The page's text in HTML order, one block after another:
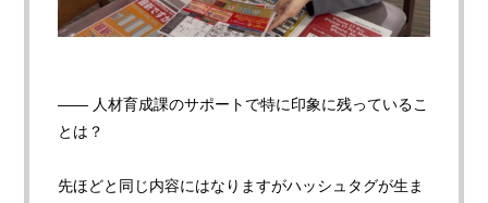
—— 人材育成課のサポートで特に印象に残っているこ
とは ？
先ほどと同じ内容にはなりますがハッシュタグが生ま